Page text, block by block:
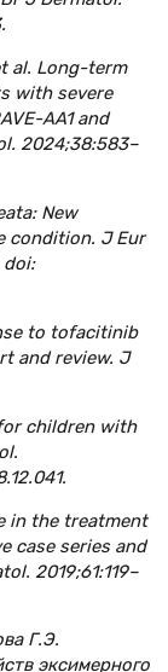
al. Long-term
with severe
AA1 and
2024;38:583–
New
condition. J Eur
doi:
to tofacitinib
and review. J
children with
in the treatment
case series and
2019;61:119–
Г.Э.
эксимерного